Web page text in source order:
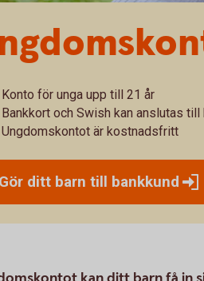
Konto för unga upp till 21 år
Bankkort och Swish kan anslutas till
Ungdomskontot är kostnadsfritt
Gör ditt barn till bankkund